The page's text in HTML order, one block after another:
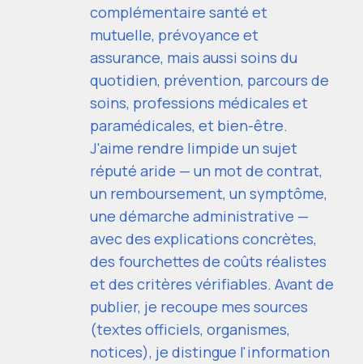
complémentaire santé et
mutuelle, prévoyance et
assurance, mais aussi soins du
quotidien, prévention, parcours de
soins, professions médicales et
paramédicales, et bien-être.
J'aime rendre limpide un sujet
réputé aride — un mot de contrat,
un remboursement, un symptôme,
une démarche administrative —
avec des explications concrètes,
des fourchettes de coûts réalistes
et des critères vérifiables. Avant de
publier, je recoupe mes sources
(textes officiels, organismes,
notices), je distingue l'information